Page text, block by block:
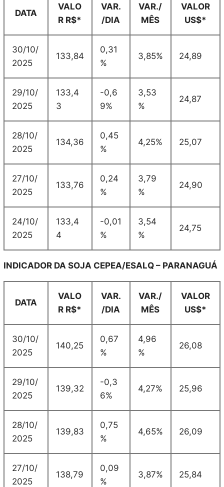
DATA
VALO
R R$*
VAR.
/DIA
VAR./
MÊS
VALOR
US$*
30/10/
2025
133,84
0,31
%
3,85% 24,89
29/10/
2025
133,4
3
-0,6
9%
3,53
%
24,87
28/10/
2025
134,36
0,45
%
4,25% 25,07
27/10/
2025
133,76
0,24
%
3,79
%
24,90
24/10/
2025
133,4
4
-0,01
%
3,54
%
24,75
INDICADOR DA SOJA CEPEA/ESALQ – PARANAGUÁ
DATA
VALO
R R$*
VAR.
/DIA
VAR./
MÊS
VALOR
US$*
30/10/
2025
140,25
0,67
%
4,96
%
26,08
29/10/
2025
139,32
-0,3
6%
4,27% 25,96
28/10/
2025
139,83
0,75
%
4,65% 26,09
27/10/
2025
138,79
0,09
%
3,87% 25,84